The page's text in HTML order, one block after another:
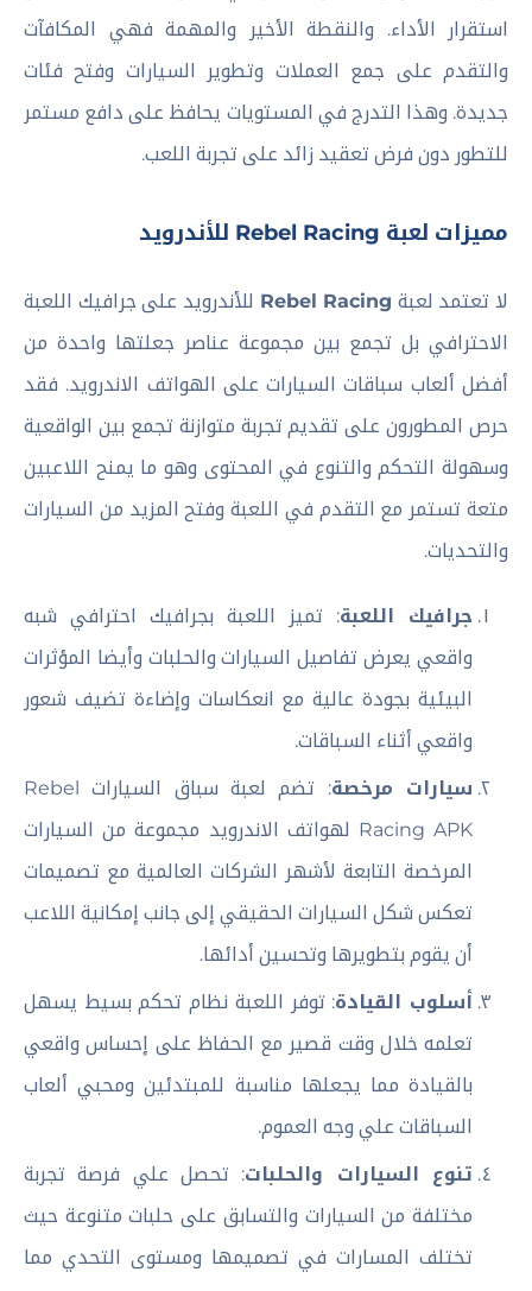
استقرار الأداء. والنقطة الأخير والمهمة فهي المكافآت
والتقدم على جمع العملات وتطوير السيارات وفتح فئات
جديدة. وهذا التدرج في المستويات يحافظ على دافع مستمر
للتطور دون فرض تعقيد زائد على تجربة اللعب.
مميزات لعبة Rebel Racing للأندرويد
لا تعتمد لعبة Rebel Racing للأندرويد على جرافيك اللعبة
الاحترافي بل تجمع بين مجموعة عناصر جعلتها واحدة من
أفضل ألعاب سباقات السيارات على الهواتف الاندرويد. فقد
حرص المطورون على تقديم تجربة متوازنة تجمع بين الواقعية
وسهولة التحكم والتنوع في المحتوى وهو ما يمنح اللاعبين
متعة تستمر مع التقدم في اللعبة وفتح المزيد من السيارات
والتحديات.
جرافيك اللعبة: تميز اللعبة بجرافيك احترافي شبه
واقعي يعرض تفاصيل السيارات والحلبات وأيضا المؤثرات
البيئية بجودة عالية مع انعكاسات وإضاءة تضيف شعور
واقعي أثناء السباقات.
سيارات مرخصة
: تضم لعبة سباق السيارات Rebel
Racing APK لهواتف الاندرويد مجموعة من السيارات
المرخصة التابعة لأشهر الشركات العالمية مع تصميمات
تعكس شكل السيارات الحقيقي إلى جانب إمكانية اللاعب
أن يقوم بتطويرها وتحسين أدائها.
أسلوب القيادة: توفر اللعبة نظام تحكم بسيط يسهل
تعلمه خلال وقت قصير مع الحفاظ على إحساس واقعي
بالقيادة مما يجعلها مناسبة للمبتدئين ومحبي ألعاب
السباقات علي وجه العموم.
تنوع السيارات والحلبات: تحصل علي فرصة تجربة
مختلفة من السيارات والتسابق على حلبات متنوعة حيث
تختلف المسارات في تصميمها ومستوى التحدي مما